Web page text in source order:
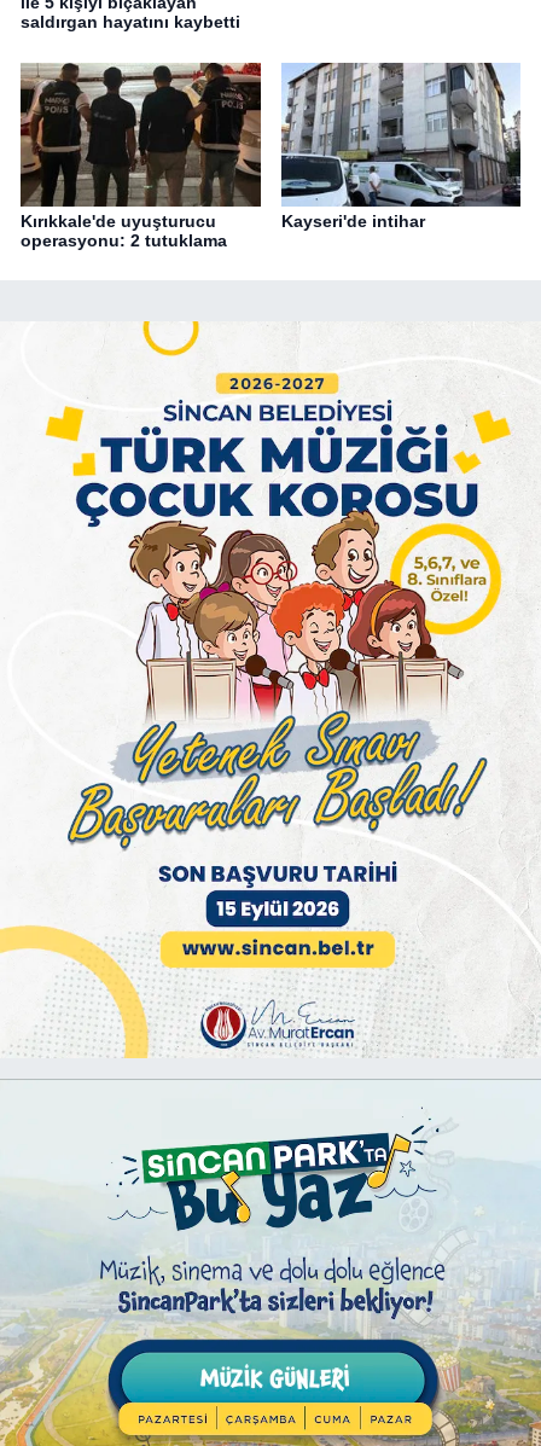
saldırgan hayatını kaybetti
Kırıkkale'de uyuşturucu
operasyonu: 2 tutuklama
Kayseri'de intihar